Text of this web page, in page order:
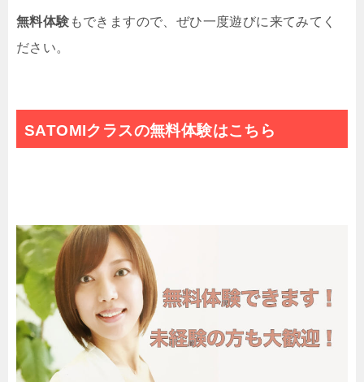
無料体験 もできますので、ぜひ一度遊びに来てみてく
ださい。
SATOMIクラスの無料体験はこちら